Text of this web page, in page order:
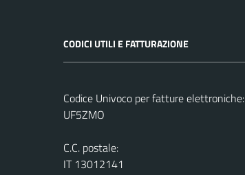
CODICI UTILI E FATTURAZIONE
Codice Univoco per fatture elettroniche:
UF5ZMO
C.C. postale:
IT 13012141